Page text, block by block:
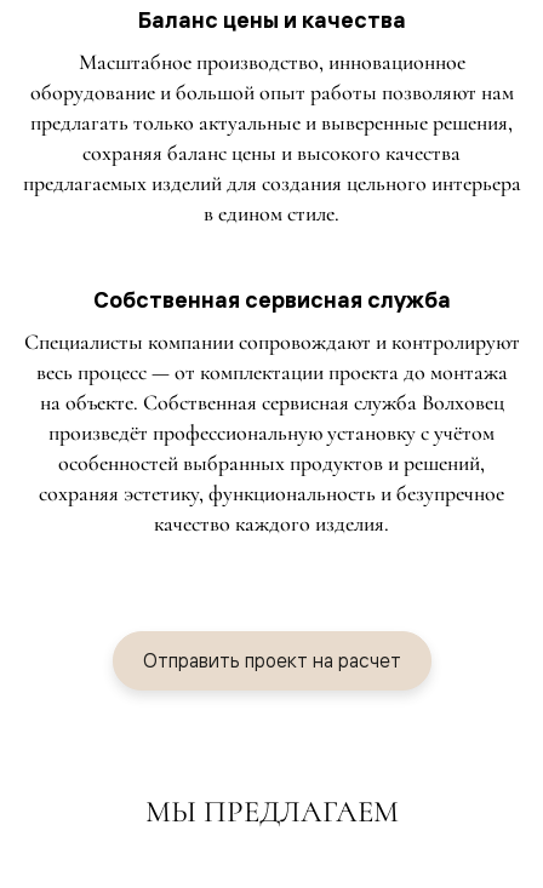
Баланс цены и качества
Масштабное производство, инновационное
оборудование и большой опыт работы позволяют нам
предлагать только актуальные и выверенные решения,
сохраняя баланс цены и высокого качества
предлагаемых изделий для создания цельного интерьера
в едином стиле.
Собственная сервисная служба
Специалисты компании сопровождают и контролируют
весь процесс — от комплектации проекта до монтажа
на объекте. Собственная сервисная служба Волховец
произведёт профессиональную установку с учётом
особенностей выбранных продуктов и решений,
сохраняя эстетику, функциональность и безупречное
качество каждого изделия.
Отправить проект на расчет
МЫ ПРЕДЛАГАЕМ